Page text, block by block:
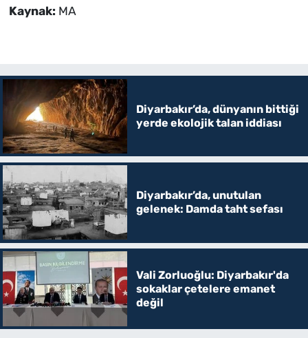
Kaynak: MA
Diyarbakır’da, dünyanın bittiği
yerde ekolojik talan iddiası
Diyarbakır’da, unutulan
gelenek: Damda taht sefası
Vali Zorluoğlu: Diyarbakır'da
sokaklar çetelere emanet
değil